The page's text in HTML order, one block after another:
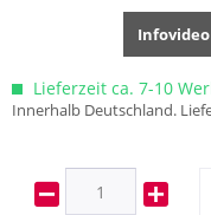
Lieferzeit ca. 7-10
Innerhalb Deutschland.